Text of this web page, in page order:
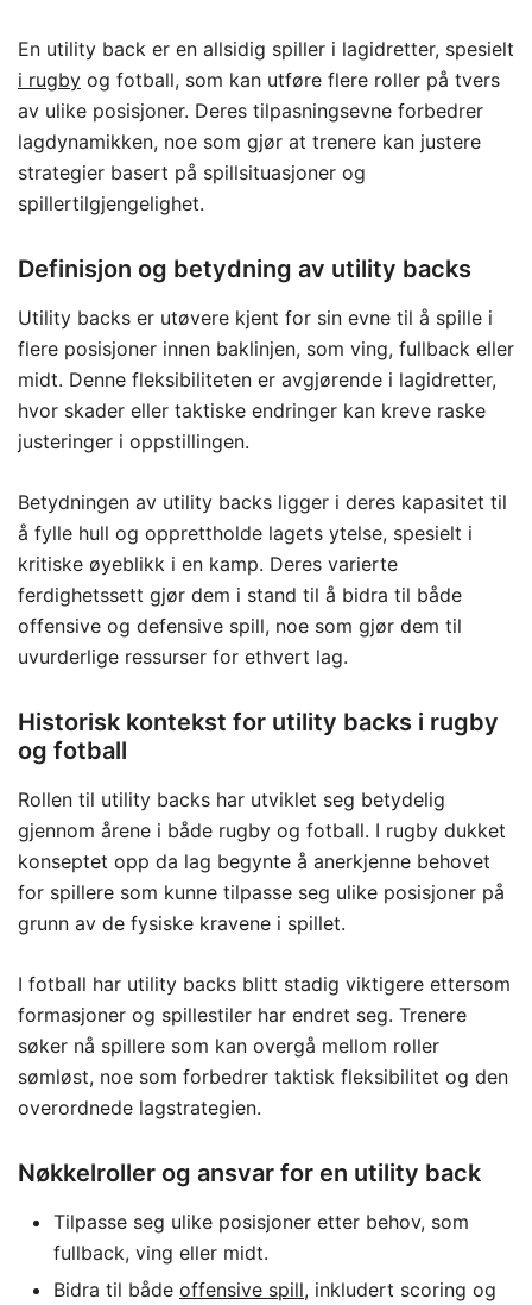
En utility back er en allsidig spiller i lagidretter, spesielt
i rugby og fotball, som kan utføre flere roller på tvers
av ulike posisjoner. Deres tilpasningsevne forbedrer
lagdynamikken, noe som gjør at trenere kan justere
strategier basert på spillsituasjoner og
spillertilgjengelighet.
Definisjon og betydning av utility backs
Utility backs er utøvere kjent for sin evne til å spille i
flere posisjoner innen baklinjen, som ving, fullback eller
midt. Denne fleksibiliteten er avgjørende i lagidretter,
hvor skader eller taktiske endringer kan kreve raske
justeringer i oppstillingen.
Betydningen av utility backs ligger i deres kapasitet til
å fylle hull og opprettholde lagets ytelse, spesielt i
kritiske øyeblikk i en kamp. Deres varierte
ferdighetssett gjør dem i stand til å bidra til både
offensive og defensive spill, noe som gjør dem til
uvurderlige ressurser for ethvert lag.
Historisk kontekst for utility backs i rugby
og fotball
Rollen til utility backs har utviklet seg betydelig
gjennom årene i både rugby og fotball. I rugby dukket
konseptet opp da lag begynte å anerkjenne behovet
for spillere som kunne tilpasse seg ulike posisjoner på
grunn av de fysiske kravene i spillet.
I fotball har utility backs blitt stadig viktigere ettersom
formasjoner og spillestiler har endret seg. Trenere
søker nå spillere som kan overgå mellom roller
sømløst, noe som forbedrer taktisk fleksibilitet og den
overordnede lagstrategien.
Nøkkelroller og ansvar for en utility back
Tilpasse seg ulike posisjoner etter behov, som
fullback, ving eller midt.
Bidra til både offensive spill, inkludert scoring og